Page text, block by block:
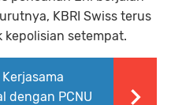
KBRI Swiss terus
kepolisian setempat.
dengan PCNU